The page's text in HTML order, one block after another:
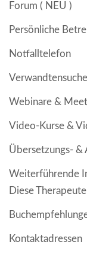
Forum ( NEU )
Persönliche
Notfalltelefon
Webinare &
Video-Kurse &
Übersetzungs- &
Weiterführende
Diese
Kontaktadressen